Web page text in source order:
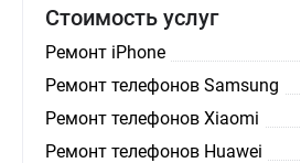
Стоимость услуг
Ремонт iPhone
Ремонт телефонов Samsung
Ремонт телефонов Xiaomi
Ремонт телефонов Huawei